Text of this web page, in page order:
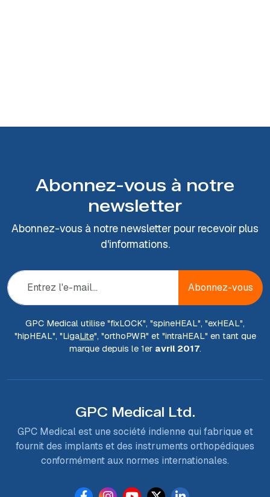
Abonnez-vous à notre
newsletter
Abonnez-vous à notre newsletter pour recevoir plus
d'informations.
Abonnez-vous
GPC Medical utilise "fixLOCK", "spineHEAL", "exHEAL",
"hipHEAL", "LigaLite", "orthoPWR" et "intraHEAL" en tant que
marque depuis le 1er avril 2017.
GPC Medical Ltd.
GPC Medical est une société indienne qui fabrique et
fournit des implants et des instruments orthopédiques
conformément aux normes internationales.